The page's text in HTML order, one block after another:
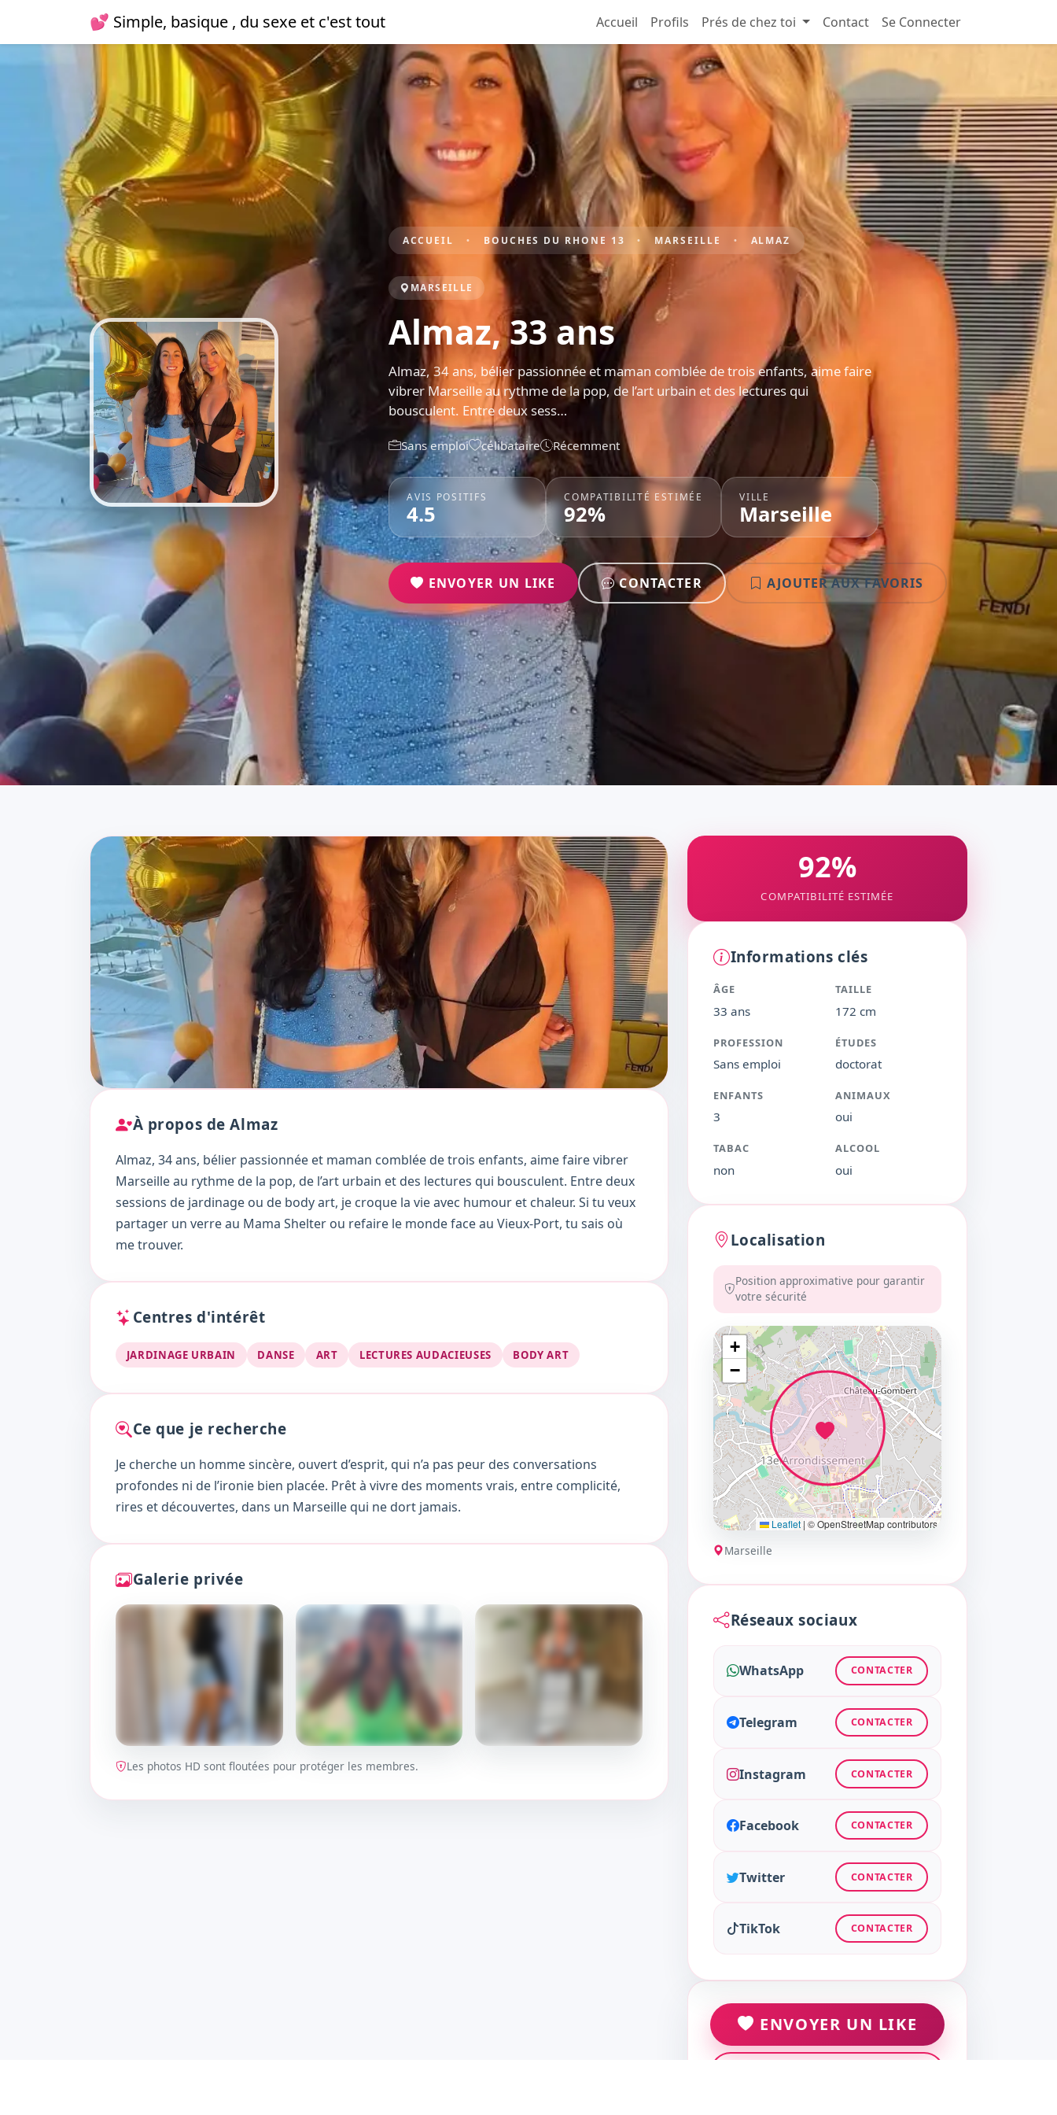
💕 Simple, basique , du sexe et c'est tout Accueil Profils Prés de chez toi Contact Se Connecter
ACCUEIL BOUCHES DU RHONE 13 MARSEILLE ALMAZ
MARSEILLE
Almaz, 33 ans
Almaz, 34 ans, bélier passionnée et maman comblée de trois enfants, aime faire
vibrer Marseille au rythme de la pop, de l’art urbain et des lectures qui
bousculent. Entre deux sess…
Sans emploi célibataire Récemment
AVIS POSITIFS
4.5
COMPATIBILITÉ ESTIMÉE
92%
VILLE
Marseille
ENVOYER UN LIKE CONTACTER AJOUTER AUX FAVORIS
À propos de Almaz
Almaz, 34 ans, bélier passionnée et maman comblée de trois enfants, aime faire vibrer
Marseille au rythme de la pop, de l’art urbain et des lectures qui bousculent. Entre deux
sessions de jardinage ou de body art, je croque la vie avec humour et chaleur. Si tu veux
partager un verre au Mama Shelter ou refaire le monde face au Vieux-Port, tu sais où
me trouver.
Centres d'intérêt
JARDINAGE URBAIN DANSE ART LECTURES AUDACIEUSES BODY ART
Ce que je recherche
Je cherche un homme sincère, ouvert d’esprit, qui n’a pas peur des conversations
profondes ni de l’ironie bien placée. Prêt à vivre des moments vrais, entre complicité,
rires et découvertes, dans un Marseille qui ne dort jamais.
Galerie privée
Les photos HD sont floutées pour protéger les membres.
92%
COMPATIBILITÉ ESTIMÉE
Informations clés
ÂGE
33 ans
TAILLE
172 cm
PROFESSION
Sans emploi
ÉTUDES
doctorat
ENFANTS
3
ANIMAUX
oui
TABAC
non
ALCOOL
oui
Localisation
Position approximative pour garantir
votre sécurité
+
−
Leaflet| © OpenStreetMap contributors
Marseille
Réseaux sociaux
WhatsApp CONTACTER
Telegram CONTACTER
Instagram CONTACTER
Facebook CONTACTER
Twitter CONTACTER
TikTok CONTACTER
ENVOYER UN LIKE